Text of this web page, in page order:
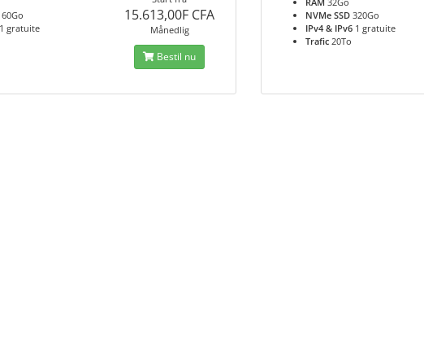
gratuite
15.613,00F CFA
Månedlig
Bestil nu
NVMe SSD 320Go
IPv4 & IPv6 1 gratuite
Trafic 20To